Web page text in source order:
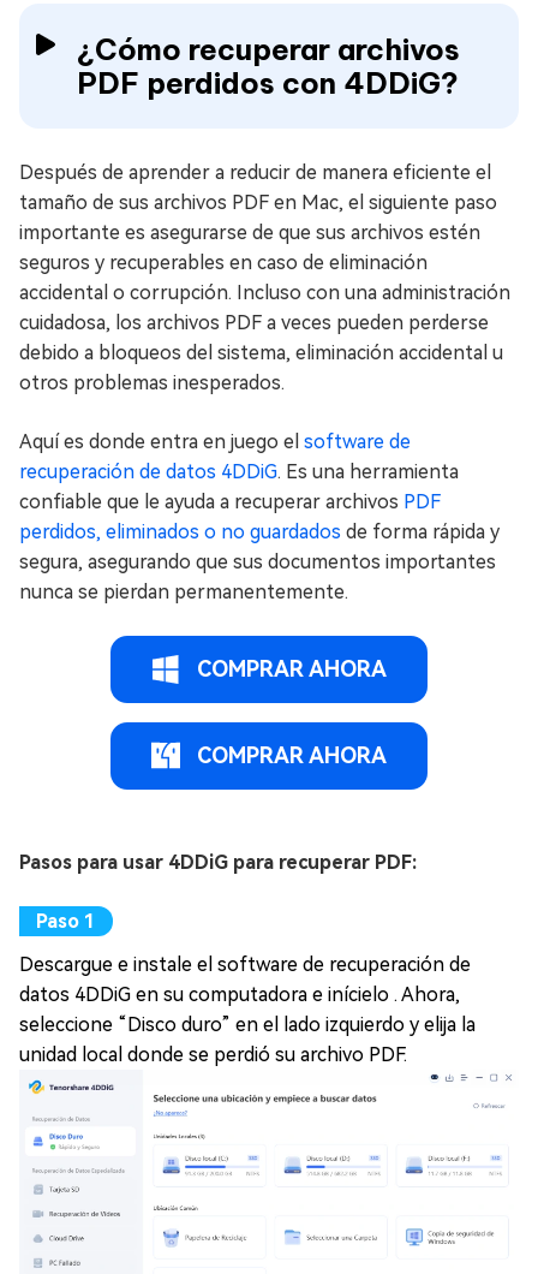
¿Cómo recuperar archivos
PDF perdidos con 4DDiG?
Después de aprender a reducir de manera eficiente el
tamaño de sus archivos PDF en Mac, el siguiente paso
importante es asegurarse de que sus archivos estén
seguros y recuperables en caso de eliminación
accidental o corrupción. Incluso con una administración
cuidadosa, los archivos PDF a veces pueden perderse
debido a bloqueos del sistema, eliminación accidental u
otros problemas inesperados.
Aquí es donde entra en juego el software de
recuperación de datos 4DDiG. Es una herramienta
confiable que le ayuda a recuperar archivos PDF
perdidos, eliminados o no guardados de forma rápida y
segura, asegurando que sus documentos importantes
nunca se pierdan permanentemente.
COMPRAR AHORA
COMPRAR AHORA
Pasos para usar 4DDiG para recuperar PDF:
Descargue e instale el software de recuperación de
datos 4DDiG en su computadora e inícielo . Ahora,
seleccione “Disco duro” en el lado izquierdo y elija la
unidad local donde se perdió su archivo PDF.